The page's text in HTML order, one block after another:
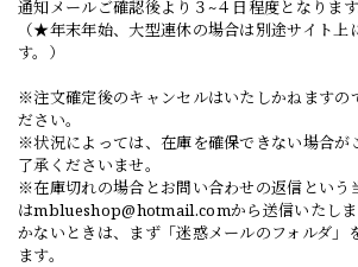
通知メールご確認後より３~４日程度となります
（★年末年始、大型連休の場合は別途サイト上
す。）
※注文確定後のキャンセルはいたしかねますの
ださい。
※状況によっては、在庫を確保できない場合が
了承くださいませ。
※在庫切れの場合とお問い合わせの返信という
はmblueshop@hotmail.comから送信いたし
かないときは、まず「迷惑メールのフォルダ」
ます。